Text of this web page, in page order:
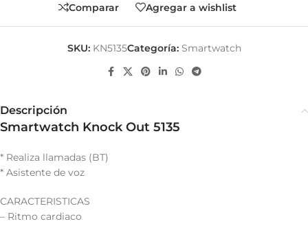
Comparar Agregar a wishlist
SKU: KN5135Categoría: Smartwatch
Descripción
Smartwatch Knock Out 5135
* Realiza llamadas (BT)
* Asistente de voz
CARACTERISTICAS
– Ritmo cardiaco